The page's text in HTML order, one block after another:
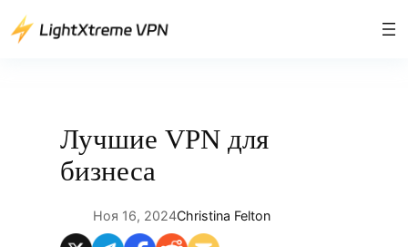
Перейти
Лучшие VPN для
бизнеса
Ноя 16, 2024Christina Felton